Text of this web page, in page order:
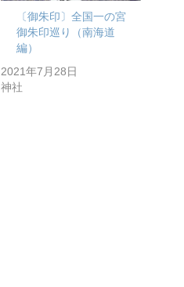
〔御朱印〕全国一の宮
御朱印巡り（南海道
編）
2021年7月28日
神社